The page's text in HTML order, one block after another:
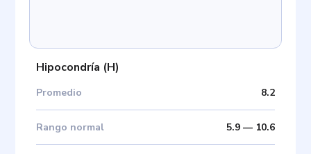
Hipocondría (H)
Promedio 8.2
Rango normal 5.9— 10.6